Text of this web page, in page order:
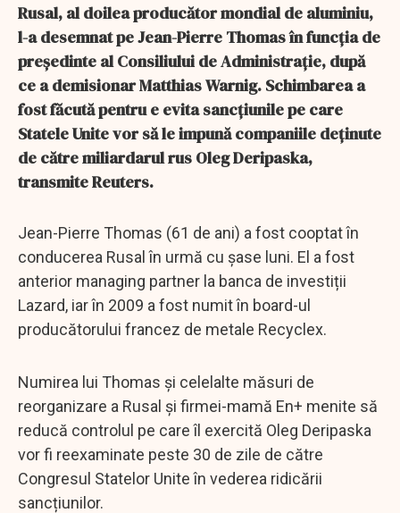
Rusal, al doilea producător mondial de aluminiu,
l-a desemnat pe Jean-Pierre Thomas în funcția de
președinte al Consiliului de Administrație, după
ce a demisionar Matthias Warnig. Schimbarea a
fost făcută pentru e evita sancțiunile pe care
Statele Unite vor să le impună companiile deținute
de către miliardarul rus Oleg Deripaska,
transmite Reuters.
Jean-Pierre Thomas (61 de ani) a fost cooptat în
conducerea Rusal în urmă cu șase luni. El a fost
anterior managing partner la banca de investiții
Lazard, iar în 2009 a fost numit în board-ul
producătorului francez de metale Recyclex.
Numirea lui Thomas și celelalte măsuri de
reorganizare a Rusal și firmei-mamă En+ menite să
reducă controlul pe care îl exercită Oleg Deripaska
vor fi reexaminate peste 30 de zile de către
Congresul Statelor Unite în vederea ridicării
sancțiunilor.